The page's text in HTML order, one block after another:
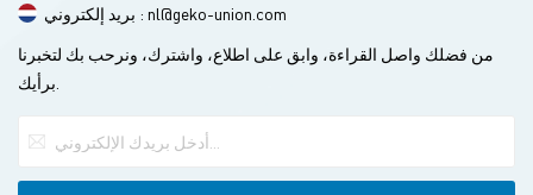
بريد إلكتروني : nl@geko-union.com
من فضلك واصل القراءة، وابق على اطلاع، واشترك، ونرحب بك لتخبرنا